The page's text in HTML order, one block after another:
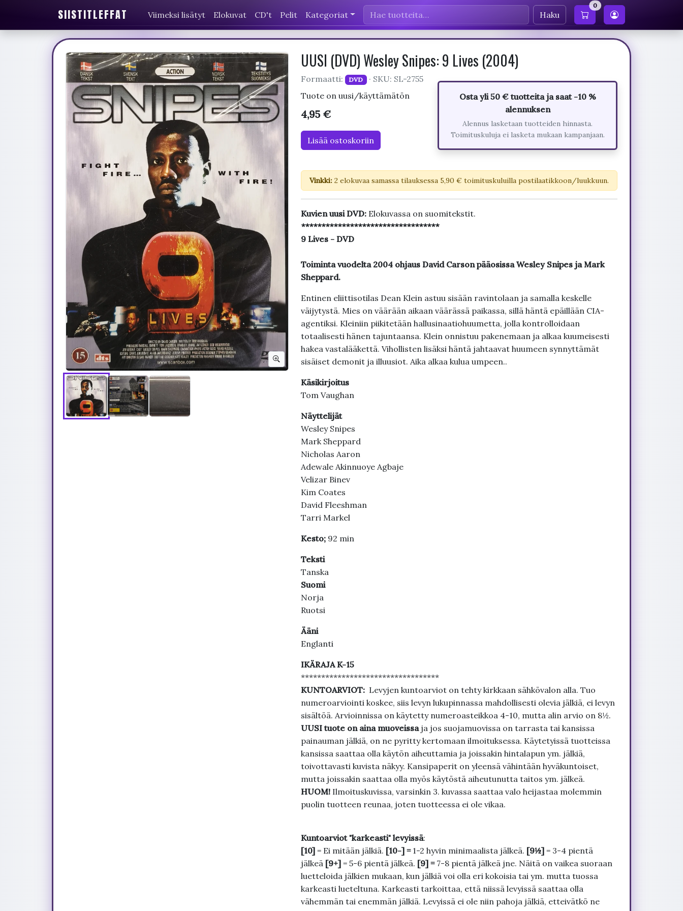
SIISTITLEFFAT Viimeksi lisätyt Elokuvat CD't Pelit Kategoriat Haku
0
UUSI (DVD) Wesley Snipes: 9 Lives (2004)
Formaatti: DVD
· SKU: SL-2755
Tuote on uusi/käyttämätön
4,95 €
Lisää ostoskoriin
Osta yli 50 € tuotteita ja saat -10 %
alennuksen
Alennus lasketaan tuotteiden hinnasta.
Toimituskuluja ei lasketa mukaan kampanjaan.
Vinkki:2 elokuvaa samassa tilauksessa 5,90 € toimituskuluilla postilaatikkoon/luukkuun.
Kuvien uusi DVD: Elokuvassa on suomitekstit.
**********************************
9 Lives - DVD
Toiminta vuodelta 2004 ohjaus David Carson pääosissa Wesley Snipes ja Mark
Sheppard.
Entinen eliittisotilas Dean Klein astuu sisään ravintolaan ja samalla keskelle
väijytystä. Mies on väärään aikaan väärässä paikassa, sillä häntä epäillään CIA-
agentiksi. Kleiniin piikitetään hallusinaatiohuumetta, jolla kontrolloidaan
totaalisesti hänen tajuntaansa. Klein onnistuu pakenemaan ja alkaa kuumeisesti
hakea vastalääkettä. Vihollisten lisäksi häntä jahtaavat huumeen synnyttämät
sisäiset demonit ja illuusiot. Aika alkaa kulua umpeen..
Käsikirjoitus
Tom Vaughan
Näyttelijät
Wesley Snipes
Mark Sheppard
Nicholas Aaron
Adewale Akinnuoye Agbaje
Velizar Binev
Kim Coates
David Fleeshman
Tarri Markel
Kesto; 92 min
Teksti
Tanska
Suomi
Norja
Ruotsi
Ääni
Englanti
IKÄRAJA K-15
**********************************
KUNTOARVIOT: Levyjen kuntoarviot on tehty kirkkaan sähkövalon alla. Tuo
numeroarviointi koskee, siis levyn lukupinnassa mahdollisesti olevia jälkiä, ei levyn
sisältöä. Arvioinnissa on käytetty numeroasteikkoa 4-10, mutta alin arvio on 8½.
UUSI tuote on aina muoveissa ja jos suojamuovissa on tarrasta tai kansissa
painauman jälkiä, on ne pyritty kertomaan ilmoituksessa. Käytetyissä tuotteissa
kansissa saattaa olla käytön aiheuttamia ja joissakin hintalapun ym. jälkiä,
toivottavasti kuvista näkyy. Kansipaperit on yleensä vähintään hyväkuntoiset,
mutta joissakin saattaa olla myös käytöstä aiheutunutta taitos ym. jälkeä.
HUOM!Ilmoituskuvissa, varsinkin 3. kuvassa saattaa valo heijastaa molemmin
puolin tuotteen reunaa, joten tuotteessa ei ole vikaa.
Kuntoarviot "karkeasti" levyissä:
[10]= Ei mitään jälkiä. [10-] = 1-2 hyvin minimaalista jälkeä. [9½]= 3-4 pientä
jälkeä [9+]= 5-6 pientä jälkeä. [9] = 7-8 pientä jälkeä jne. Näitä on vaikea suoraan
luetteloida jälkien mukaan, kun jälkiä voi olla eri kokoisia tai ym. mutta tuossa
karkeasti lueteltuna. Karkeasti tarkoittaa, että niissä levyissä saattaa olla
vähemmän tai enemmän jälkiä. Levyissä ei ole niin pahoja jälkiä, etteivätkö ne